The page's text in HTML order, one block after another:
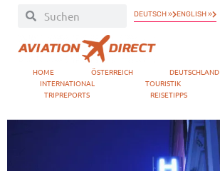
DEUTSCH » ENGLISH »
HOME ÖSTERREICH DEUTSCHLAND
INTERNATIONAL
TOURISTIK
TRIPREPORTS
REISETIPPS